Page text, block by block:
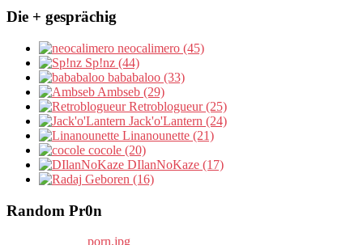
Die + gesprächig
neocalimero (45)
Sp!nz (44)
bababaloo (33)
Ambseb (29)
Retroblogueur (25)
Jack'o'Lantern (24)
Linanounette (21)
cocole (20)
DIlanNoKaze (17)
Geboren (16)
Random Pr0n